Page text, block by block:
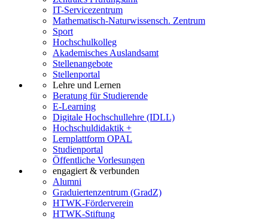
IT-Servicezentrum
Mathematisch-Naturwissensch. Zentrum
Sport
Hochschulkolleg
Akademisches Auslandsamt
Stellenangebote
Stellenportal
Lehre und Lernen
Beratung für Studierende
E-Learning
Digitale Hochschullehre (IDLL)
Hochschuldidaktik +
Lernplattform OPAL
Studienportal
Öffentliche Vorlesungen
engagiert & verbunden
Alumni
Graduiertenzentrum (GradZ)
HTWK-Förderverein
HTWK-Stiftung